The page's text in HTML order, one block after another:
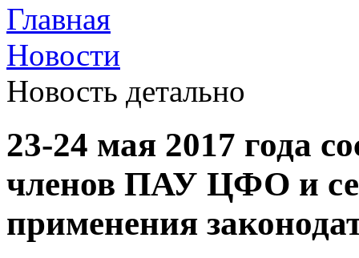
Главная
Новости
Новость детально
23-24 мая 2017 года
членов ПАУ ЦФО и
применения